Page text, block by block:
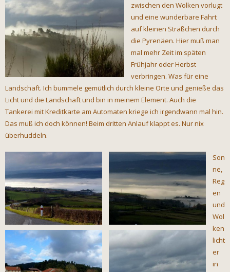
zwischen den Wolken vorlugt
und eine wunderbare Fahrt
auf kleinen Sträßchen durch
die Pyrenäen. Hier muß man
mal mehr Zeit im späten
Frühjahr oder Herbst
verbringen. Was für eine
Landschaft. Ich bummele gemütlich durch kleine Orte und genieße das
Licht und die Landschaft und bin in meinem Element. Auch die
Tankerei mit Kreditkarte am Automaten kriege ich irgendwann mal hin.
Das muß ich doch können! Beim dritten Anlauf klappt es. Nur nix
überhuddeln.
Son
ne,
Reg
en
und
Wol
ken
licht
er
in